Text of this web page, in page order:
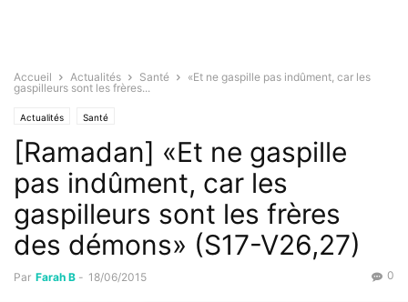
Accueil Actualités Santé
«Et ne gaspille pas indûment, car les
gaspilleurs sont les frères...
Actualités Santé
[Ramadan] «Et ne gaspille
pas indûment, car les
gaspilleurs sont les frères
des démons» (S17-V26,27)
Par Farah B - 18/06/2015 0